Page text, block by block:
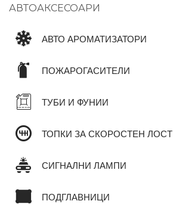
АВТОАКСЕСОАРИ
АВТО АРОМАТИЗАТОРИ
ПОЖАРОГАСИТЕЛИ
ТУБИ И ФУНИИ
ТОПКИ ЗА СКОРОСТЕН ЛОСТ
СИГНАЛНИ ЛАМПИ
ПОДГЛАВНИЦИ